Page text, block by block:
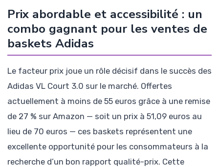
Prix abordable et accessibilité : un
combo gagnant pour les ventes de
baskets Adidas
Le facteur prix joue un rôle décisif dans le succès des
Adidas VL Court 3.0 sur le marché. Offertes
actuellement à moins de 55 euros grâce à une remise
de 27 % sur Amazon — soit un prix à 51,09 euros au
lieu de 70 euros — ces baskets représentent une
excellente opportunité pour les consommateurs à la
recherche d’un bon rapport qualité-prix. Cette